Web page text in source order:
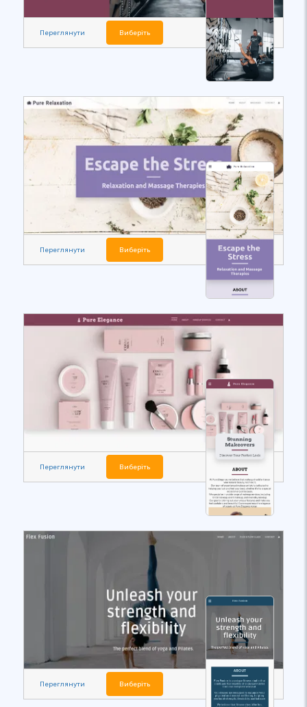
Переглянути Виберіть
Переглянути Виберіть
Переглянути Виберіть
Переглянути Виберіть